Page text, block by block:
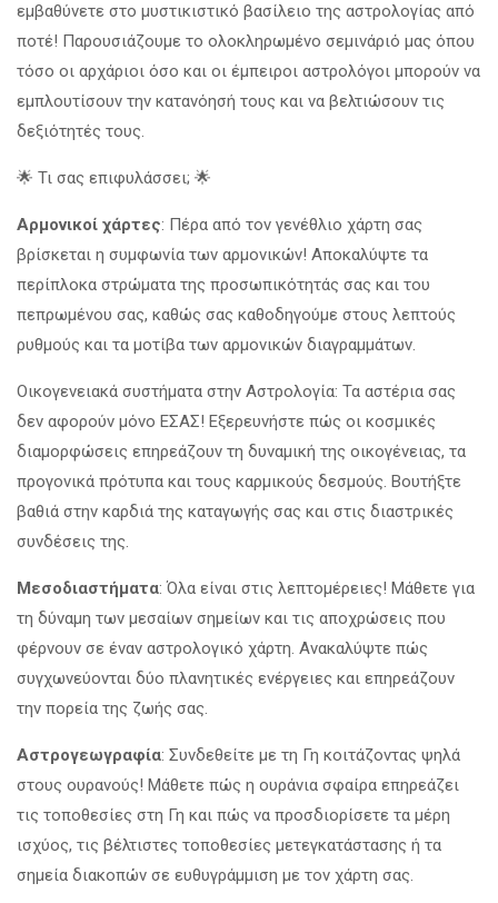
εμβαθύνετε στο μυστικιστικό βασίλειο της αστρολογίας από
ποτέ! Παρουσιάζουμε το ολοκληρωμένο σεμινάριό μας όπου
τόσο οι αρχάριοι όσο και οι έμπειροι αστρολόγοι μπορούν να
εμπλουτίσουν την κατανόησή τους και να βελτιώσουν τις
δεξιότητές τους.
🌟 Τι σας επιφυλάσσει; 🌟
Αρμονικοί χάρτες: Πέρα από τον γενέθλιο χάρτη σας
βρίσκεται η συμφωνία των αρμονικών! Αποκαλύψτε τα
περίπλοκα στρώματα της προσωπικότητάς σας και του
πεπρωμένου σας, καθώς σας καθοδηγούμε στους λεπτούς
ρυθμούς και τα μοτίβα των αρμονικών διαγραμμάτων.
Οικογενειακά συστήματα στην Αστρολογία: Τα αστέρια σας
δεν αφορούν μόνο ΕΣΑΣ! Εξερευνήστε πώς οι κοσμικές
διαμορφώσεις επηρεάζουν τη δυναμική της οικογένειας, τα
προγονικά πρότυπα και τους καρμικούς δεσμούς. Βουτήξτε
βαθιά στην καρδιά της καταγωγής σας και στις διαστρικές
συνδέσεις της.
Μεσοδιαστήματα: Όλα είναι στις λεπτομέρειες! Μάθετε για
τη δύναμη των μεσαίων σημείων και τις αποχρώσεις που
φέρνουν σε έναν αστρολογικό χάρτη. Ανακαλύψτε πώς
συγχωνεύονται δύο πλανητικές ενέργειες και επηρεάζουν
την πορεία της ζωής σας.
Αστρογεωγραφία: Συνδεθείτε με τη Γη κοιτάζοντας ψηλά
στους ουρανούς! Μάθετε πώς η ουράνια σφαίρα επηρεάζει
τις τοποθεσίες στη Γη και πώς να προσδιορίσετε τα μέρη
ισχύος, τις βέλτιστες τοποθεσίες μετεγκατάστασης ή τα
σημεία διακοπών σε ευθυγράμμιση με τον χάρτη σας.